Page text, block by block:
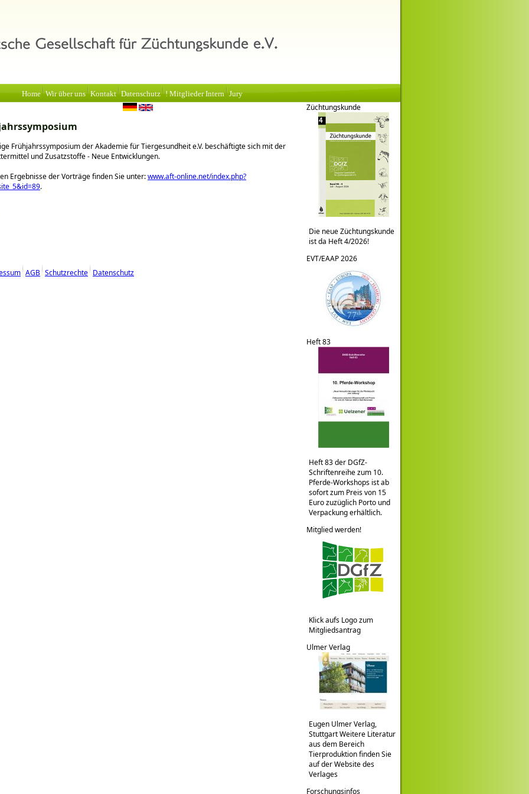
Home Wir über uns Kontakt Datenschutz ! Mitglieder Intern Jury
Frühjahrssymposium der Akademie für Tiergesundheit e.V. beschäftigte sich mit der
und Zusatzstoffe - Neue Entwicklungen.
Ergebnisse der Vorträge finden Sie unter:www.aft-online.net/index.php?
.
AGB Schutzrechte Datenschutz
Züchtungskunde
Die neue Züchtungskunde
ist da Heft 4/2026!
EVT/EAAP 2026
Heft 83
Heft 83 der DGfZ-
Schriftenreihe zum 10.
Pferde-Workshops ist ab
sofort zum Preis von 15
Euro zuzüglich Porto und
Verpackung erhältlich.
Mitglied werden!
Klick aufs Logo zum
Mitgliedsantrag
Ulmer Verlag
Eugen Ulmer Verlag,
Stuttgart Weitere Literatur
aus dem Bereich
Tierproduktion finden Sie
auf der Website des
Verlages
Forschungsinfos